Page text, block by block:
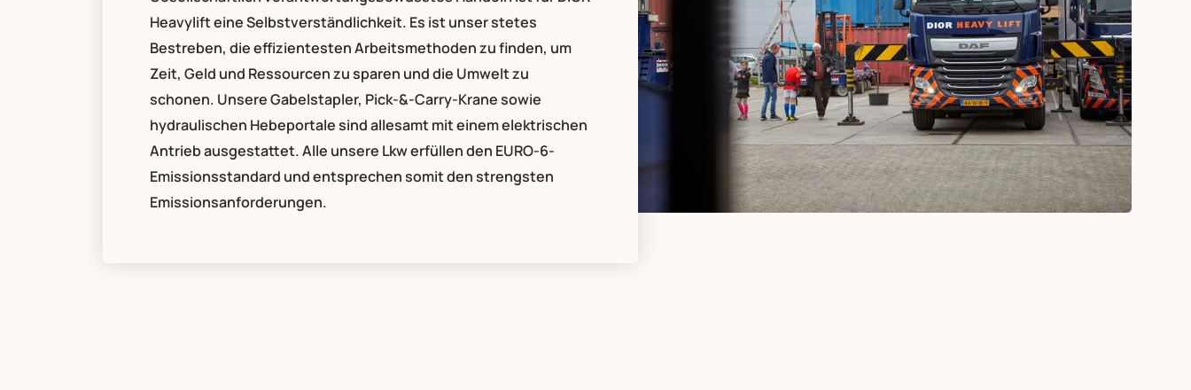
Heavylift eine Selbstverständlichkeit. Es ist unser stetes
Bestreben, die effizientesten Arbeitsmethoden zu finden, um
Zeit, Geld und Ressourcen zu sparen und die Umwelt zu
schonen. Unsere Gabelstapler, Pick-&-Carry-Krane sowie
hydraulischen Hebeportale sind allesamt mit einem elektrischen
Antrieb ausgestattet. Alle unsere Lkw erfüllen den EURO-6-
Emissionsstandard und entsprechen somit den strengsten
Emissionsanforderungen.